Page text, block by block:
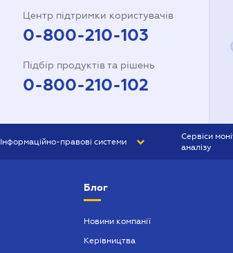
Центр підтримки користувачів
0-800-210-103
Підбір продуктів та рішень
0-800-210-102
Інформаційно-правові системи
БУХГАЛТЕР ПРОФ
Сервіси
аналізу
Блог
Новини компанії
Керівництва